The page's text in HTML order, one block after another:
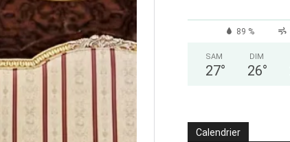
89 %
SAM
27°
DIM
26°
Calendrier